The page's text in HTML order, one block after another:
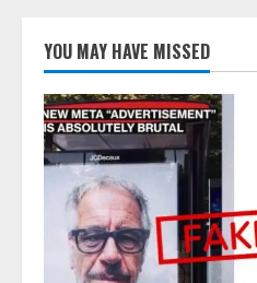
YOU MAY HAVE MISSED